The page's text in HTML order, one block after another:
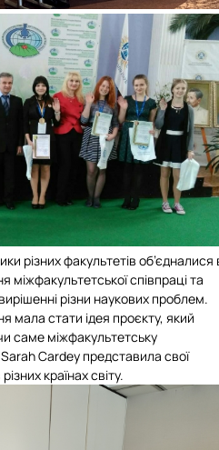
різних факультетів об’єдналися
міжфакультетської співпраці та
різни наукових проблем.
мала стати ідея проєкту, який
саме міжфакультетську
Cardey представила свої
країнах світу.